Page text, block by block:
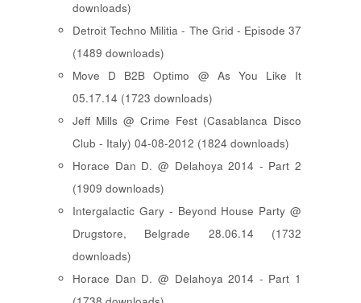
downloads)
Detroit Techno Militia - The Grid - Episode 37
(1489 downloads)
Move D B2B Optimo @ As You Like It
05.17.14 (1723 downloads)
Jeff Mills @ Crime Fest (Casablanca Disco
Club - Italy) 04-08-2012 (1824 downloads)
Horace Dan D. @ Delahoya 2014 - Part 2
(1909 downloads)
Intergalactic Gary - Beyond House Party @
Drugstore, Belgrade 28.06.14 (1732
downloads)
Horace Dan D. @ Delahoya 2014 - Part 1